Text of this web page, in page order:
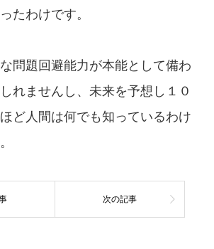
たわけです。
問題回避能力が本能として備わ
れませんし、未来を予想し１０
ど人間は何でも知っているわけ
次の記事